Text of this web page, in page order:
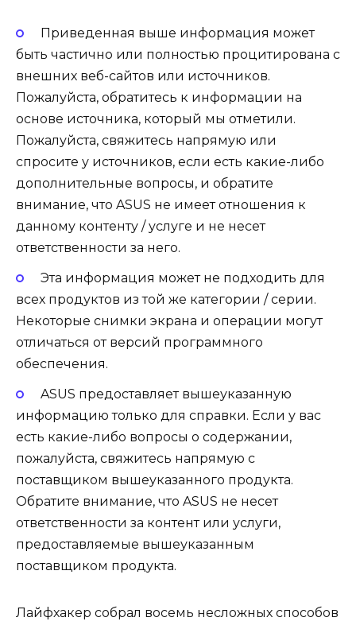
Приведенная выше информация может
быть частично или полностью процитирована с
внешних веб-сайтов или источников.
Пожалуйста, обратитесь к информации на
основе источника, который мы отметили.
Пожалуйста, свяжитесь напрямую или
спросите у источников, если есть какие-либо
дополнительные вопросы, и обратите
внимание, что ASUS не имеет отношения к
данному контенту / услуге и не несет
ответственности за него.
Эта информация может не подходить для
всех продуктов из той же категории / серии.
Некоторые снимки экрана и операции могут
отличаться от версий программного
обеспечения.
ASUS предоставляет вышеуказанную
информацию только для справки. Если у вас
есть какие-либо вопросы о содержании,
пожалуйста, свяжитесь напрямую с
поставщиком вышеуказанного продукта.
Обратите внимание, что ASUS не несет
ответственности за контент или услуги,
предоставляемые вышеуказанным
поставщиком продукта.
Лайфхакер собрал восемь несложных способов